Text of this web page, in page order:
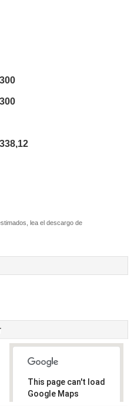
lea el descargo de
This page can't load
Google Maps